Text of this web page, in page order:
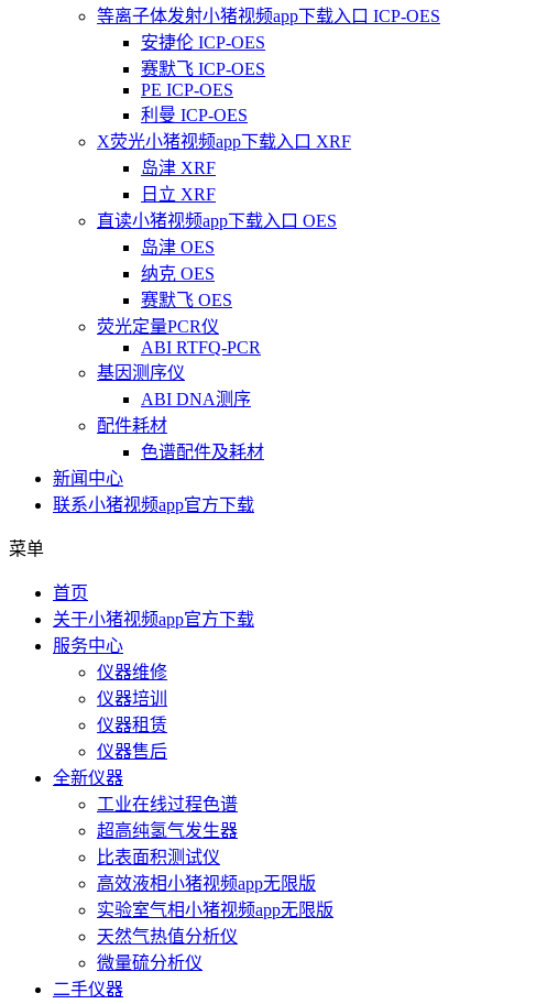
等离子体发射小猪视频app下载入口 ICP-OES
安捷伦 ICP-OES
赛默飞 ICP-OES
PE ICP-OES
利曼 ICP-OES
X荧光小猪视频app下载入口 XRF
岛津 XRF
日立 XRF
直读小猪视频app下载入口 OES
岛津 OES
纳克 OES
赛默飞 OES
荧光定量PCR仪
ABI RTFQ-PCR
基因测序仪
ABI DNA测序
配件耗材
色谱配件及耗材
新闻中心
联系小猪视频app官方下载
菜单
首页
关于小猪视频app官方下载
服务中心
仪器维修
仪器培训
仪器租赁
仪器售后
全新仪器
工业在线过程色谱
超高纯氢气发生器
比表面积测试仪
高效液相小猪视频app无限版
实验室气相小猪视频app无限版
天然气热值分析仪
微量硫分析仪
二手仪器